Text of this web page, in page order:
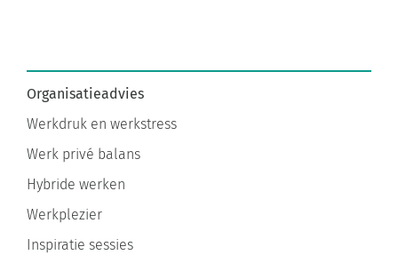
Organisatieadvies
Werkdruk en werkstress
Werk privé balans
Hybride werken
Werkplezier
Inspiratie sessies